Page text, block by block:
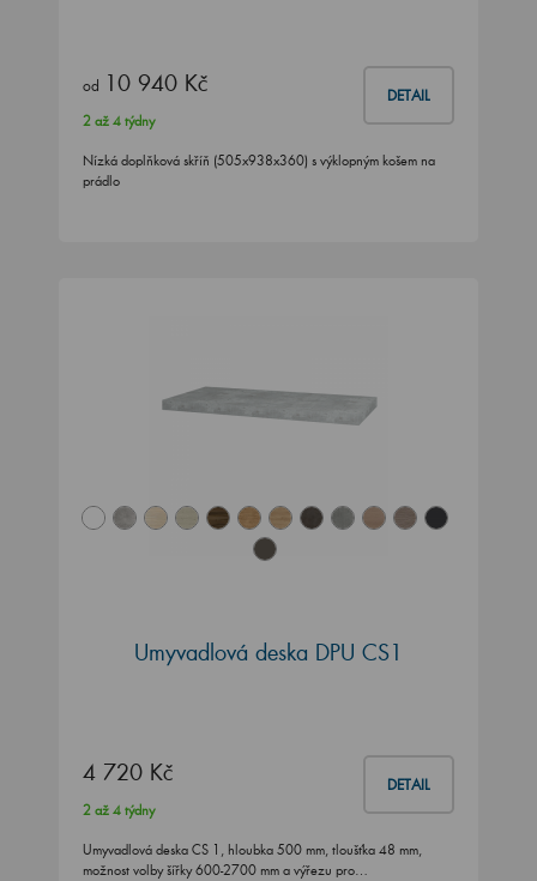
od 10 940 Kč DETAIL
2 až 4 týdny
Nízká doplňková skříň (505x938x360) s výklopným košem na
prádlo
Umyvadlová deska DPU CS1
4 720 Kč DETAIL
2 až 4 týdny
Umyvadlová deska CS 1, hloubka 500 mm, tloušťka 48 mm,
možnost volby šířky 600-2700 mm a výřezu pro…